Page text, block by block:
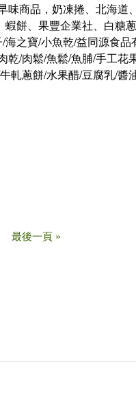
味商品，奶凍捲、北海
餅、果豐企業社、白糖
之寶/小魚乾/益同源食
乾/肉鬆/魚鬆/魚脯/手工
軋蔥餅/水果醋/豆腐乳/醬
最後一頁 »